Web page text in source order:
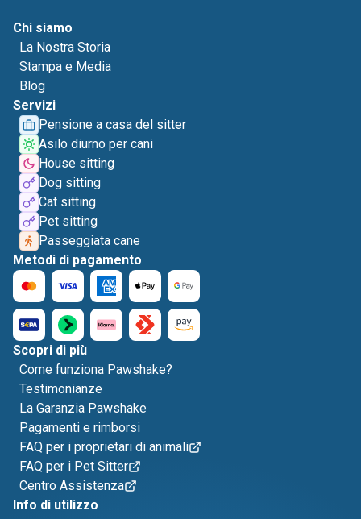
Chi siamo
La Nostra Storia
Stampa e Media
Blog
Servizi
Pensione a casa del sitter
Asilo diurno per cani
House sitting
Dog sitting
Cat sitting
Pet sitting
Passeggiata cane
Metodi di pagamento
Scopri di più
Come funziona Pawshake?
Testimonianze
La Garanzia Pawshake
Pagamenti e rimborsi
FAQ per i proprietari di animali
FAQ per i Pet Sitter
Centro Assistenza
Info di utilizzo